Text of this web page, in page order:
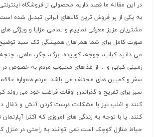
در این مقاله ما قصد داریم محصولی از فروشگاه
به یکی از پر فروش ترین کالاهای ایرانی تبدیل شده است
مشتریان عزیز معرفی نماییم و تمامی مزایا و ویژگی
صورت کامل برای شما همراهان همیشگی تک سبد
می دانید کباب، جوجه، کوبیده، برگ، جگر، ماهی،
زمینی کبابی و ... از غذاهای محبوب مردم به خصوص در
سفر و کمپین های مختلف می باشد. مردم همواره
سبز برای تفریح و گذراندن اوقات فراغت خود می روند
کنند و اغلب نیز با مشکلات درست کردن آتش و ذغال
کنند. یا با توجه به زندگی های امروزی که اکثرا
حیاط منازل کوچک است نمی توانند به راحتی در منزل